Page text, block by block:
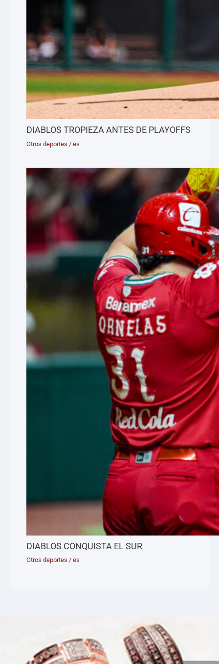
DIABLOS TROPIEZA ANTES DE PLAYOFFS
Otros deportes /es
DIABLOS CONQUISTA EL SUR
Otros deportes /es